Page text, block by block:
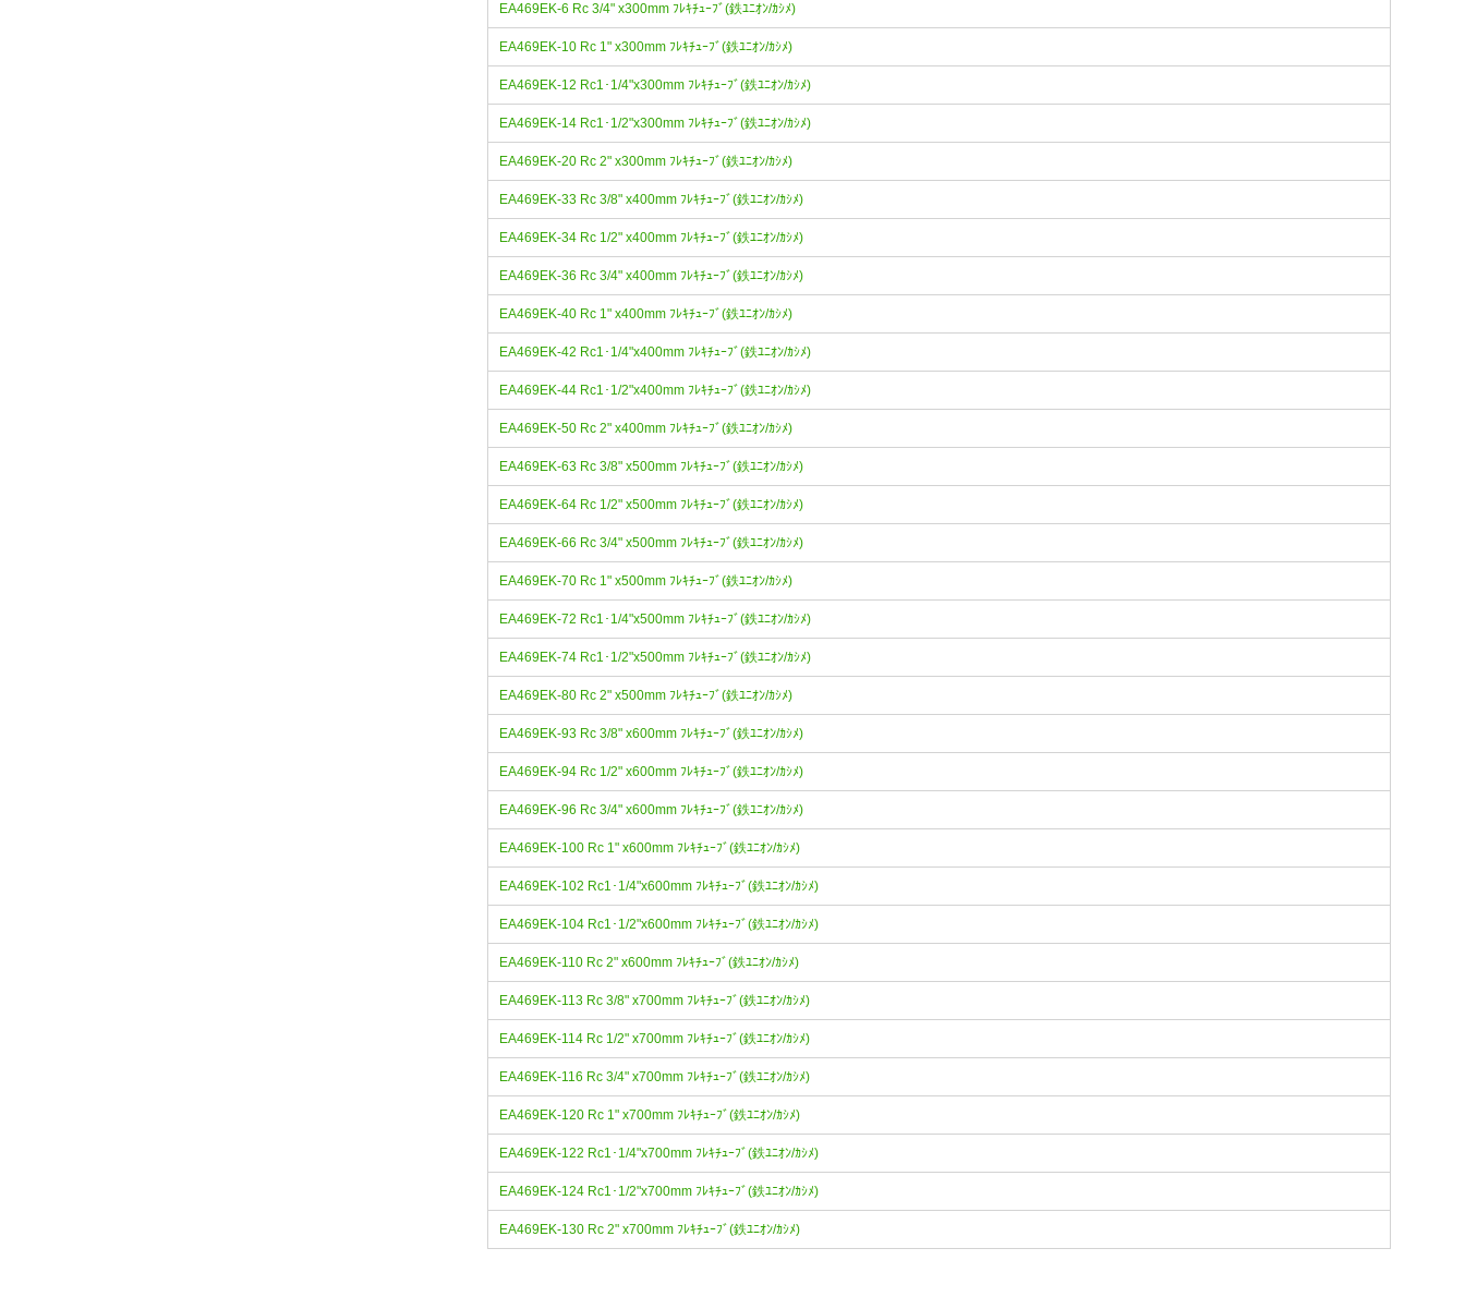
EA469EK-6 Rc 3/4" x300mm ﾌﾚｷﾁｭｰﾌﾞ(鉄ﾕﾆｵﾝ/ｶｼﾒ)
EA469EK-10 Rc 1" x300mm ﾌﾚｷﾁｭｰﾌﾞ(鉄ﾕﾆｵﾝ/ｶｼﾒ)
EA469EK-12 Rc1･1/4"x300mm ﾌﾚｷﾁｭｰﾌﾞ(鉄ﾕﾆｵﾝ/ｶｼﾒ)
EA469EK-14 Rc1･1/2"x300mm ﾌﾚｷﾁｭｰﾌﾞ(鉄ﾕﾆｵﾝ/ｶｼﾒ)
EA469EK-20 Rc 2" x300mm ﾌﾚｷﾁｭｰﾌﾞ(鉄ﾕﾆｵﾝ/ｶｼﾒ)
EA469EK-33 Rc 3/8" x400mm ﾌﾚｷﾁｭｰﾌﾞ(鉄ﾕﾆｵﾝ/ｶｼﾒ)
EA469EK-34 Rc 1/2" x400mm ﾌﾚｷﾁｭｰﾌﾞ(鉄ﾕﾆｵﾝ/ｶｼﾒ)
EA469EK-36 Rc 3/4" x400mm ﾌﾚｷﾁｭｰﾌﾞ(鉄ﾕﾆｵﾝ/ｶｼﾒ)
EA469EK-40 Rc 1" x400mm ﾌﾚｷﾁｭｰﾌﾞ(鉄ﾕﾆｵﾝ/ｶｼﾒ)
EA469EK-42 Rc1･1/4"x400mm ﾌﾚｷﾁｭｰﾌﾞ(鉄ﾕﾆｵﾝ/ｶｼﾒ)
EA469EK-44 Rc1･1/2"x400mm ﾌﾚｷﾁｭｰﾌﾞ(鉄ﾕﾆｵﾝ/ｶｼﾒ)
EA469EK-50 Rc 2" x400mm ﾌﾚｷﾁｭｰﾌﾞ(鉄ﾕﾆｵﾝ/ｶｼﾒ)
EA469EK-63 Rc 3/8" x500mm ﾌﾚｷﾁｭｰﾌﾞ(鉄ﾕﾆｵﾝ/ｶｼﾒ)
EA469EK-64 Rc 1/2" x500mm ﾌﾚｷﾁｭｰﾌﾞ(鉄ﾕﾆｵﾝ/ｶｼﾒ)
EA469EK-66 Rc 3/4" x500mm ﾌﾚｷﾁｭｰﾌﾞ(鉄ﾕﾆｵﾝ/ｶｼﾒ)
EA469EK-70 Rc 1" x500mm ﾌﾚｷﾁｭｰﾌﾞ(鉄ﾕﾆｵﾝ/ｶｼﾒ)
EA469EK-72 Rc1･1/4"x500mm ﾌﾚｷﾁｭｰﾌﾞ(鉄ﾕﾆｵﾝ/ｶｼﾒ)
EA469EK-74 Rc1･1/2"x500mm ﾌﾚｷﾁｭｰﾌﾞ(鉄ﾕﾆｵﾝ/ｶｼﾒ)
EA469EK-80 Rc 2" x500mm ﾌﾚｷﾁｭｰﾌﾞ(鉄ﾕﾆｵﾝ/ｶｼﾒ)
EA469EK-93 Rc 3/8" x600mm ﾌﾚｷﾁｭｰﾌﾞ(鉄ﾕﾆｵﾝ/ｶｼﾒ)
EA469EK-94 Rc 1/2" x600mm ﾌﾚｷﾁｭｰﾌﾞ(鉄ﾕﾆｵﾝ/ｶｼﾒ)
EA469EK-96 Rc 3/4" x600mm ﾌﾚｷﾁｭｰﾌﾞ(鉄ﾕﾆｵﾝ/ｶｼﾒ)
EA469EK-100 Rc 1" x600mm ﾌﾚｷﾁｭｰﾌﾞ(鉄ﾕﾆｵﾝ/ｶｼﾒ)
EA469EK-102 Rc1･1/4"x600mm ﾌﾚｷﾁｭｰﾌﾞ(鉄ﾕﾆｵﾝ/ｶｼﾒ)
EA469EK-104 Rc1･1/2"x600mm ﾌﾚｷﾁｭｰﾌﾞ(鉄ﾕﾆｵﾝ/ｶｼﾒ)
EA469EK-110 Rc 2" x600mm ﾌﾚｷﾁｭｰﾌﾞ(鉄ﾕﾆｵﾝ/ｶｼﾒ)
EA469EK-113 Rc 3/8" x700mm ﾌﾚｷﾁｭｰﾌﾞ(鉄ﾕﾆｵﾝ/ｶｼﾒ)
EA469EK-114 Rc 1/2" x700mm ﾌﾚｷﾁｭｰﾌﾞ(鉄ﾕﾆｵﾝ/ｶｼﾒ)
EA469EK-116 Rc 3/4" x700mm ﾌﾚｷﾁｭｰﾌﾞ(鉄ﾕﾆｵﾝ/ｶｼﾒ)
EA469EK-120 Rc 1" x700mm ﾌﾚｷﾁｭｰﾌﾞ(鉄ﾕﾆｵﾝ/ｶｼﾒ)
EA469EK-122 Rc1･1/4"x700mm ﾌﾚｷﾁｭｰﾌﾞ(鉄ﾕﾆｵﾝ/ｶｼﾒ)
EA469EK-124 Rc1･1/2"x700mm ﾌﾚｷﾁｭｰﾌﾞ(鉄ﾕﾆｵﾝ/ｶｼﾒ)
EA469EK-130 Rc 2" x700mm ﾌﾚｷﾁｭｰﾌﾞ(鉄ﾕﾆｵﾝ/ｶｼﾒ)